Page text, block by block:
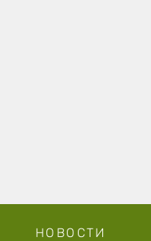
НОВОСТИ